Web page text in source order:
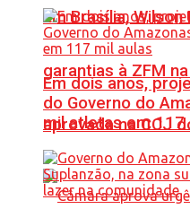
Em Brasília,
garantias à ZFM
aprovada na CCJ
Em dois anos,
do Governo do
mil atletas em 117